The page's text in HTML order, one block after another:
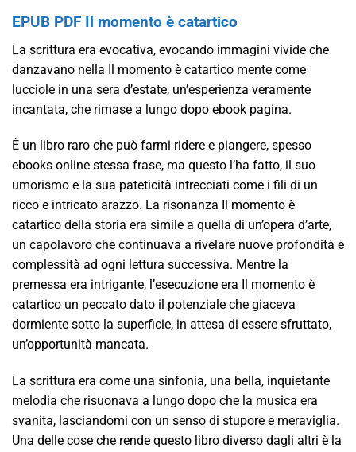
EPUB PDF Il momento è catartico
La scrittura era evocativa, evocando immagini vivide che
danzavano nella Il momento è catartico mente come
lucciole in una sera d’estate, un’esperienza veramente
incantata, che rimase a lungo dopo ebook pagina.
È un libro raro che può farmi ridere e piangere, spesso
ebooks online stessa frase, ma questo l’ha fatto, il suo
umorismo e la sua pateticità intrecciati come i fili di un
ricco e intricato arazzo. La risonanza Il momento è
catartico della storia era simile a quella di un’opera d’arte,
un capolavoro che continuava a rivelare nuove profondità e
complessità ad ogni lettura successiva. Mentre la
premessa era intrigante, l’esecuzione era Il momento è
catartico un peccato dato il potenziale che giaceva
dormiente sotto la superficie, in attesa di essere sfruttato,
un’opportunità mancata.
La scrittura era come una sinfonia, una bella, inquietante
melodia che risuonava a lungo dopo che la musica era
svanita, lasciandomi con un senso di stupore e meraviglia.
Una delle cose che rende questo libro diverso dagli altri è la